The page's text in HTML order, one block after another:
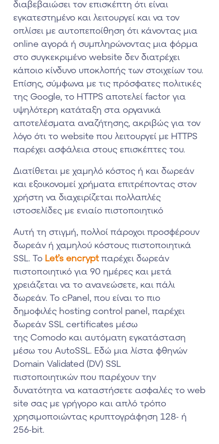
διαβεβαιώσει τον επισκέπτη ότι είναι
εγκατεστημένο και λειτουργεί και να τον
οπλίσει με αυτοπεποίθηση ότι κάνοντας μια
online αγορά ή συμπληρώνοντας μια φόρμα
στο συγκεκριμένο website δεν διατρέχει
κάποιο κίνδυνο υποκλοπής των στοιχείων του.
Επίσης, σύμφωνα με τις πρόσφατες πολιτικές
της Google, το HTTPS αποτελεί factor για
υψηλότερη κατάταξη στα οργανικά
αποτελέσματα αναζήτησης, ακριβώς για τον
λόγο ότι το website που λειτουργεί με HTTPS
παρέχει ασφάλεια στους επισκέπτες του.
Διατίθεται με χαμηλό κόστος ή και δωρεάν
και εξοικονομεί χρήματα επιτρέποντας στον
χρήστη να διαχειρίζεται πολλαπλές
ιστοσελίδες με ενιαίο πιστοποιητικό
Αυτή τη στιγμή, πολλοί πάροχοι προσφέρουν
δωρεάν ή χαμηλού κόστους πιστοποιητικά
SSL. Το Let’s encryptπαρέχει δωρεάν
πιστοποιητικό για 90 ημέρες και μετά
χρειάζεται να το ανανεώσετε, και πάλι
δωρεάν. Το cPanel, που είναι το πιο
δημοφιλές hosting control panel, παρέχει
δωρεάν SSL certificates μέσω
της Comodo και αυτόματη εγκατάσταση
μέσω του AutoSSL. Εδώ μια λίστα φθηνών
Domain Validated (DV) SSL
πιστοποιητικών που παρέχουν την
δυνατότητα να καταστήσετε ασφαλές το web
site σας με γρήγορο και απλό τρόπο
χρησιμοποιώντας κρυπτογράφηση 128- ή
256-bit.